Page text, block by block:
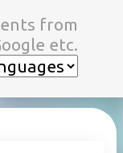
ツに移動
from
etc.